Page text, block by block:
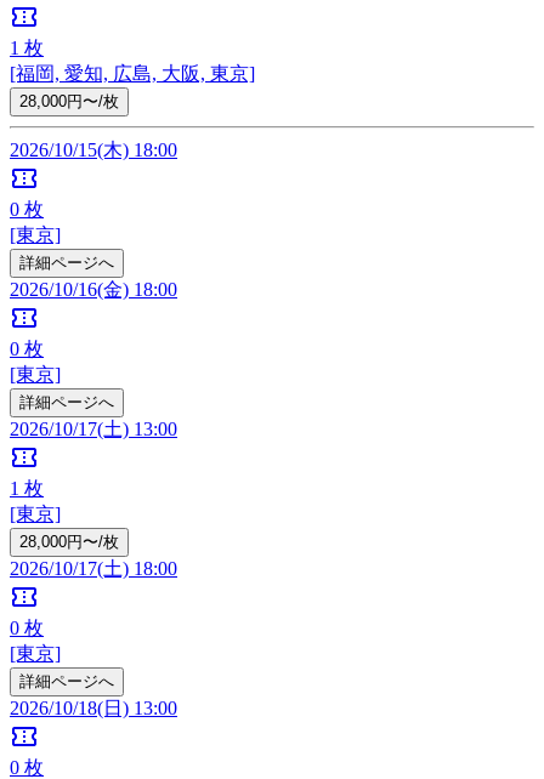
confirmation_number
1 枚
[福岡, 愛知, 広島, 大阪, 東京]
28,000円〜/枚
2026/10/15(木) 18:00
confirmation_number
0 枚
[東京]
詳細ページへ
2026/10/16(金) 18:00
confirmation_number
0 枚
[東京]
詳細ページへ
2026/10/17(土) 13:00
confirmation_number
1 枚
[東京]
28,000円〜/枚
2026/10/17(土) 18:00
confirmation_number
0 枚
[東京]
詳細ページへ
2026/10/18(日) 13:00
confirmation_number
0 枚